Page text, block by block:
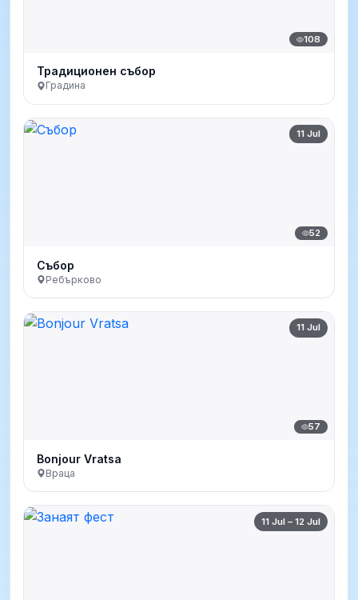
108
Традиционен събор
Градина
11 Jul
52
Събор
Ребърково
11 Jul
57
Bonjour Vratsa
Враца
11 Jul – 12 Jul